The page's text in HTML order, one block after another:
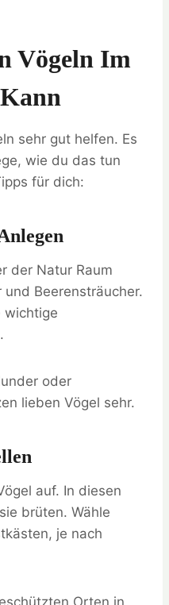
Vögeln Im
sehr gut helfen. Es
wie du das tun
für dich:
der Natur Raum
Beerensträucher.
wichtige
oder
lieben Vögel sehr.
auf. In diesen
brüten. Wähle
je nach